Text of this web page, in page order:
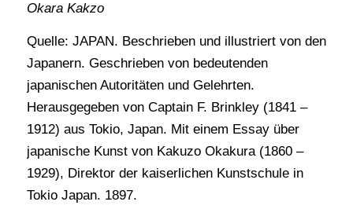
Okara Kakzo
Quelle: JAPAN. Beschrieben und illustriert von den
Japanern. Geschrieben von bedeutenden
japanischen Autoritäten und Gelehrten.
Herausgegeben von Captain F. Brinkley (1841 –
1912) aus Tokio, Japan. Mit einem Essay über
japanische Kunst von Kakuzo Okakura (1860 –
1929), Direktor der kaiserlichen Kunstschule in
Tokio Japan. 1897.